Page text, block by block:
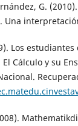
G.
Una
Los
Cálculo y su